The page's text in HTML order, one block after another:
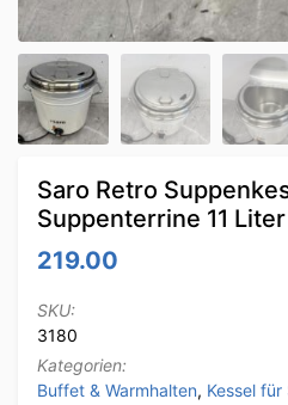
Saro Retro
Suppenterrine 11
219.00
SKU:
3180
Kategorien:
Buffet & Warmhalten, Kessel für